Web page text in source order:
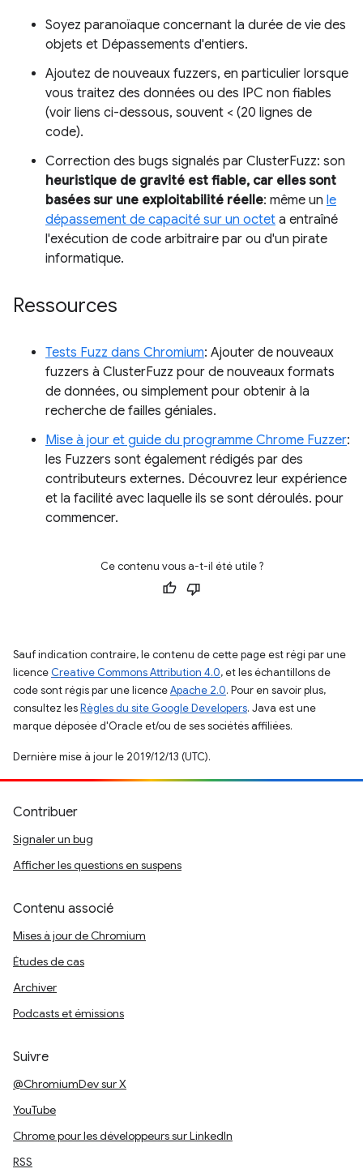
Soyez paranoïaque concernant la durée de vie des
objets et Dépassements d'entiers.
Ajoutez de nouveaux fuzzers, en particulier lorsque
vous traitez des données ou des IPC non fiables
(voir liens ci-dessous, souvent < (20 lignes de
code).
Correction des bugs signalés par ClusterFuzz: son
heuristique de gravité est fiable, car elles sont
basées sur une exploitabilité réelle: même un le
dépassement de capacité sur un octet a entraîné
l'exécution de code arbitraire par ou d'un pirate
informatique.
Ressources
Tests Fuzz dans Chromium: Ajouter de nouveaux
fuzzers à ClusterFuzz pour de nouveaux formats
de données, ou simplement pour obtenir à la
recherche de failles géniales.
Mise à jour et guide du programme Chrome Fuzzer:
les Fuzzers sont également rédigés par des
contributeurs externes. Découvrez leur expérience
et la facilité avec laquelle ils se sont déroulés. pour
commencer.
Ce contenu vous a-t-il été utile ?
Sauf indication contraire, le contenu de cette page est régi par une
licence Creative Commons Attribution 4.0, et les échantillons de
code sont régis par une licenceApache 2.0. Pour en savoir plus,
consultez lesRègles du site Google Developers. Java est une
marque déposée d'Oracle et/ou de ses sociétés affiliées.
Dernière mise à jour le 2019/12/13 (UTC).
Contribuer
Signaler un bug
Afficher les questions en suspens
Contenu associé
Mises à jour de Chromium
Études de cas
Archiver
Podcasts et émissions
Suivre
@ChromiumDev sur X
YouTube
Chrome pour les développeurs sur LinkedIn
RSS